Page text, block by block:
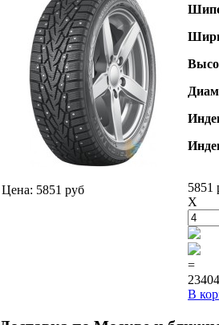
Цена: 5851 руб
5851
X
=
В